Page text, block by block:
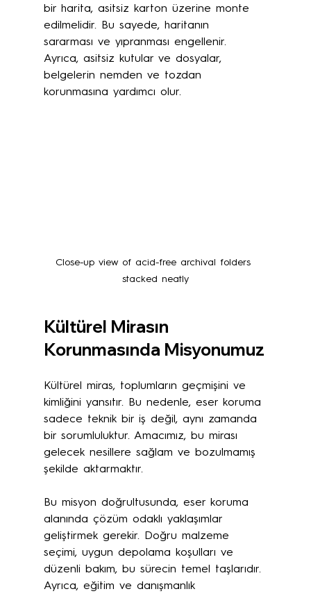
bir harita, asitsiz karton üzerine monte
edilmelidir. Bu sayede, haritanın
sararması ve yıpranması engellenir.
Ayrıca, asitsiz kutular ve dosyalar,
belgelerin nemden ve tozdan
korunmasına yardımcı olur.
Close-up view of acid-free archival folders
stacked neatly
Kültürel Mirasın
Korunmasında Misyonumuz
Kültürel miras, toplumların geçmişini ve
kimliğini yansıtır. Bu nedenle, eser koruma
sadece teknik bir iş değil, aynı zamanda
bir sorumluluktur. Amacımız, bu mirası
gelecek nesillere sağlam ve bozulmamış
şekilde aktarmaktır.
Bu misyon doğrultusunda, eser koruma
alanında çözüm odaklı yaklaşımlar
geliştirmek gerekir. Doğru malzeme
seçimi, uygun depolama koşulları ve
düzenli bakım, bu sürecin temel taşlarıdır.
Ayrıca, eğitim ve danışmanlık